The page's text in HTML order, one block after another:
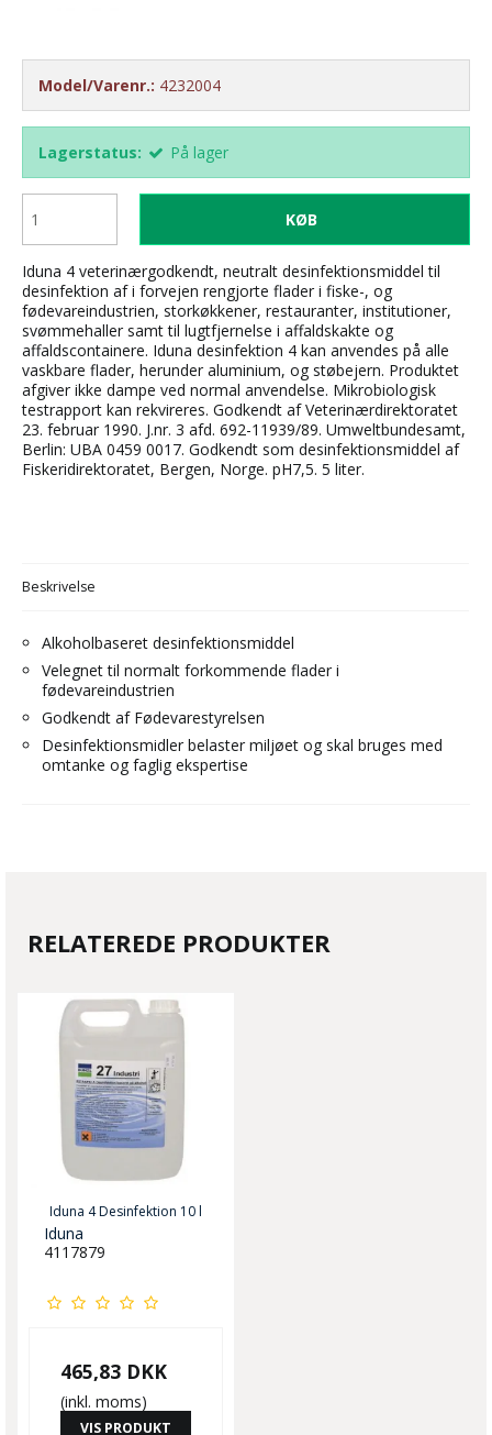
Model/Varenr.: 4232004
Lagerstatus: På lager
KØB
Iduna 4 veterinærgodkendt, neutralt desinfektionsmiddel til
desinfektion af i forvejen rengjorte flader i fiske-, og
fødevareindustrien, storkøkkener, restauranter, institutioner,
svømmehaller samt til lugtfjernelse i affaldskakte og
affaldscontainere. Iduna desinfektion 4 kan anvendes på alle
vaskbare flader, herunder aluminium, og støbejern. Produktet
afgiver ikke dampe ved normal anvendelse. Mikrobiologisk
testrapport kan rekvireres. Godkendt af Veterinærdirektoratet
23. februar 1990. J.nr. 3 afd. 692-11939/89. Umweltbundesamt,
Berlin: UBA 0459 0017. Godkendt som desinfektionsmiddel af
Fiskeridirektoratet, Bergen, Norge. pH7,5. 5 liter.
Beskrivelse
Alkoholbaseret desinfektionsmiddel
Velegnet til normalt forkommende flader i
fødevareindustrien
Godkendt af Fødevarestyrelsen
Desinfektionsmidler belaster miljøet og skal bruges med
omtanke og faglig ekspertise
RELATEREDE PRODUKTER
Iduna 4 Desinfektion 10 l
Iduna
4117879
465,83 DKK
(inkl. moms)
VIS PRODUKT